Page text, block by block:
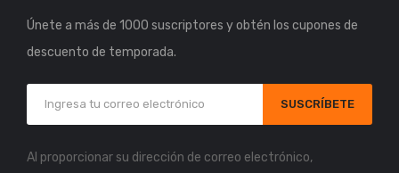
Únete a más de 1000 suscriptores y obtén los cupones de
descuento de temporada.
SUSCRÍBETE
Al proporcionar su dirección de correo electrónico,